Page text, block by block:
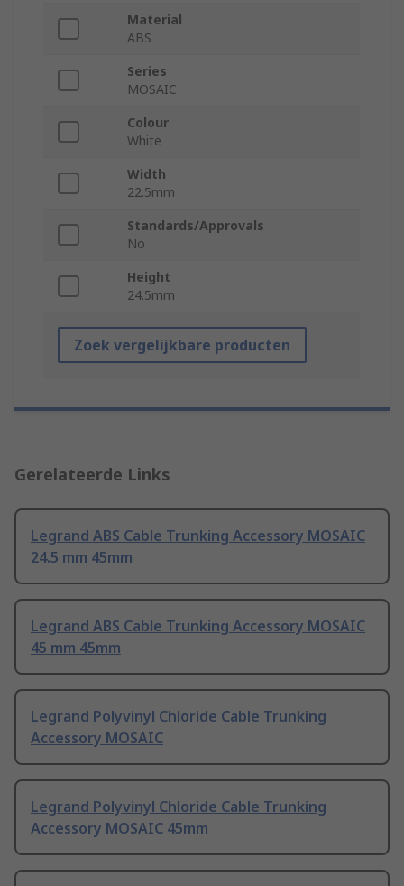
Material
ABS
Series
MOSAIC
Colour
White
Width
22.5mm
Standards/Approvals
No
Height
24.5mm
Zoek vergelijkbare producten
Gerelateerde Links
Legrand ABS Cable Trunking Accessory MOSAIC
24.5 mm 45mm
Legrand ABS Cable Trunking Accessory MOSAIC
45 mm 45mm
Legrand Polyvinyl Chloride Cable Trunking
Accessory MOSAIC
Legrand Polyvinyl Chloride Cable Trunking
Accessory MOSAIC 45mm